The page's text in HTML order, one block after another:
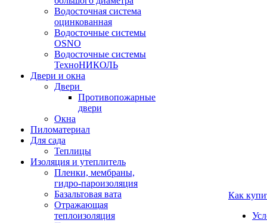
Водосточная система
оцинкованная
Водосточные системы
OSNO
Водосточные системы
ТехноНИКОЛЬ
Двери и окна
Двери
Противопожарные
двери
Окна
Пиломатериал
Для сада
Теплицы
Изоляция и утеплитель
Пленки, мембраны,
гидро-пароизоляция
Базальтовая вата
Отражающая
теплоизоляция
Как